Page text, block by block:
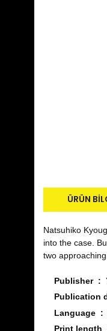
ÜRÜN
Natsuhiko
into the case.
two
Publisher ‏ : ‎
Language ‏ : ‎